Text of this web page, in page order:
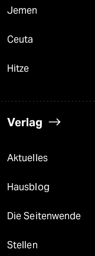
Jemen
Ceuta
Hitze
Verlag
Aktuelles
Hausblog
Die Seitenwende
Stellen